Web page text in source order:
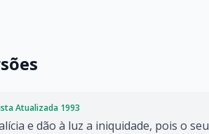
Atualizada 1993
e dão à luz a iniquidade, pois o seu